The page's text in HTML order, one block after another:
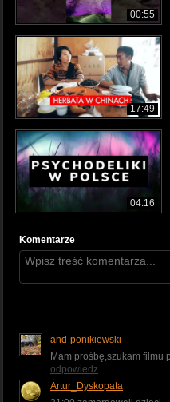
00:55
17:49
04:16
Komentarze
and-ponikiewski
Mam prośbę,szukam filmu
odpowiedz
Artur_Dyskopata